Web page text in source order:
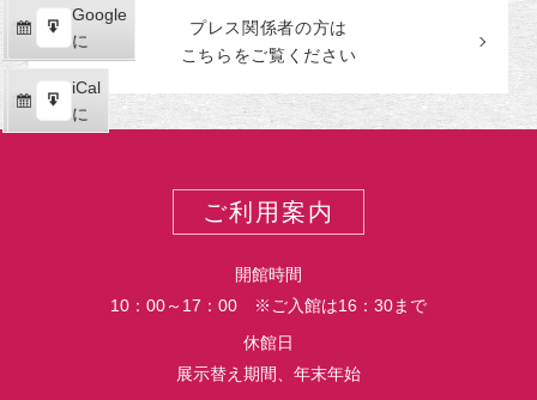
Google
で
購
読
iCal
で
購
Google
に
エ
ク
ス
ポ
iCal
に
エ
プレス関係者の方は
こちらをご覧ください
ご利用案内
開館時間
10：00～17：00 ※ご入館は16：30まで
休館日
展示替え期間、年末年始